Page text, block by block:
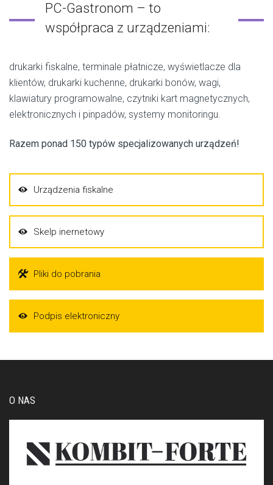
PC-Gastronom – to
współpraca z urządzeniami:
drukarki fiskalne, terminale płatnicze, wyświetlacze dla
klientów, drukarki kuchenne, drukarki bonów, wagi,
klawiatury programowalne, czytniki kart magnetycznych,
elektronicznych i pinpadów, systemy monitoringu.
Razem ponad 150 typów specjalizowanych urządzeń!
Urządzenia fiskalne
Skelp inernetowy
Pliki do pobrania
Podpis elektroniczny
O NAS